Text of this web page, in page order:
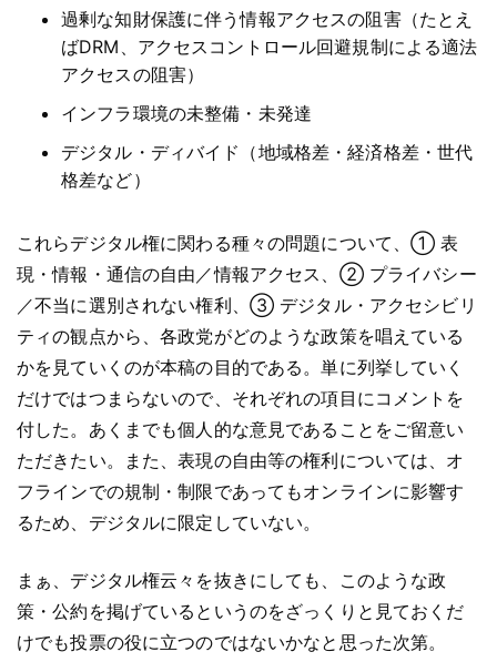
過剰な知財保護に伴う情報アクセスの阻害（たとえ
ばDRM、アクセスコントロール回避規制による適法
アクセスの阻害）
インフラ環境の未整備・未発達
デジタル・ディバイド（地域格差・経済格差・世代
格差など）
これらデジタル権に関わる種々の問題について、① 表
現・情報・通信の自由／情報アクセス、② プライバシー
／不当に選別されない権利、③ デジタル・アクセシビリ
ティの観点から、各政党がどのような政策を唱えている
かを見ていくのが本稿の目的である。単に列挙していく
だけではつまらないので、それぞれの項目にコメントを
付した。あくまでも個人的な意見であることをご留意い
ただきたい。また、表現の自由等の権利については、オ
フラインでの規制・制限であってもオンラインに影響す
るため、デジタルに限定していない。
まぁ、デジタル権云々を抜きにしても、このような政
策・公約を掲げているというのをざっくりと見ておくだ
けでも投票の役に立つのではないかなと思った次第。